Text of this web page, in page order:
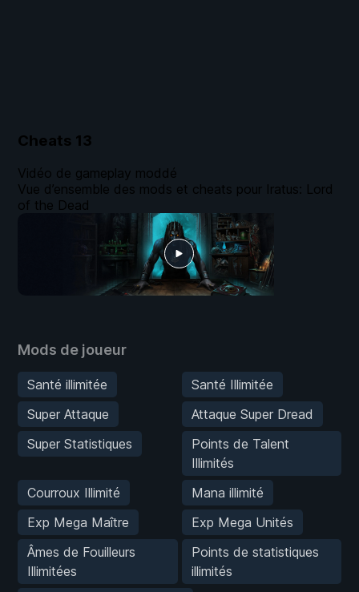
Cheats 13
Mods de joueur
Santé illimitée
Santé Illimitée
Super Attaque
Attaque Super Dread
Super Statistiques
Points de Talent
Illimités
Courroux Illimité
Mana illimité
Exp Mega Maître
Exp Mega Unités
Âmes de Fouilleurs
Illimitées
Points de statistiques
illimités
Vidéo de gameplay moddé
Vue d’ensemble des mods et cheats pour Iratus: Lord
of the Dead